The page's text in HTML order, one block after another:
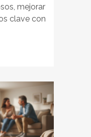
mejorar
clave con